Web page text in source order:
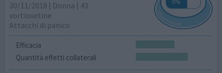
30/11/2018 | Donna | 43
vortioxetine
Attacchi di panico
Efficacia
Quantità effetti collaterali